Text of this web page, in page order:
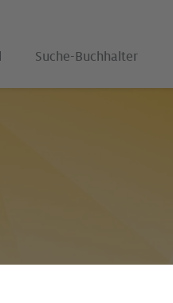
Suche-Buchhalter